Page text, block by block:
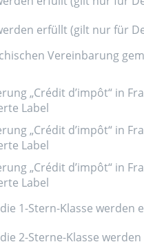
erfüllt (gilt nur für
Vereinbarung
„Crédit d’impôt“ in
Label
„Crédit d’impôt“ in
Label
„Crédit d’impôt“ in
Label
1-Stern-Klasse werden
2-Sterne-Klasse